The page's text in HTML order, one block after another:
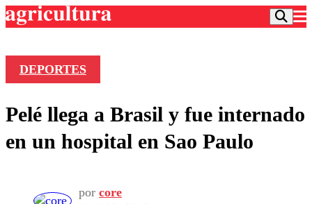
Frecuencias
Agricultura TV
Deportes
Motor
DEPORTES
Pelé llega a Brasil y fue internado
en un hospital en Sao Paulo
por core